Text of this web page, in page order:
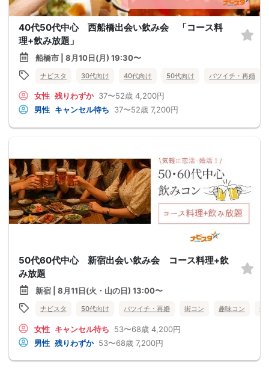
40代50代中心 西船橋出会い飲み会 「コース料
理+飲み放題」
船橋市 | 8月10日(月) 19:30〜
ナビスタ 30代向け 40代向け 50代向け バツイチ・再婚
女性 残りわずか 37〜52歳 4,200円
男性 キャンセル待ち 37〜52歳 7,200円
50代60代中心 新宿出会い飲み会 コース料理+飲
み放題
新宿 | 8月11日(火・山の日) 13:00〜
ナビスタ 50代向け バツイチ・再婚 街コン 趣味コン 食
女性 キャンセル待ち 53〜68歳 4,200円
男性 残りわずか 53〜68歳 7,200円